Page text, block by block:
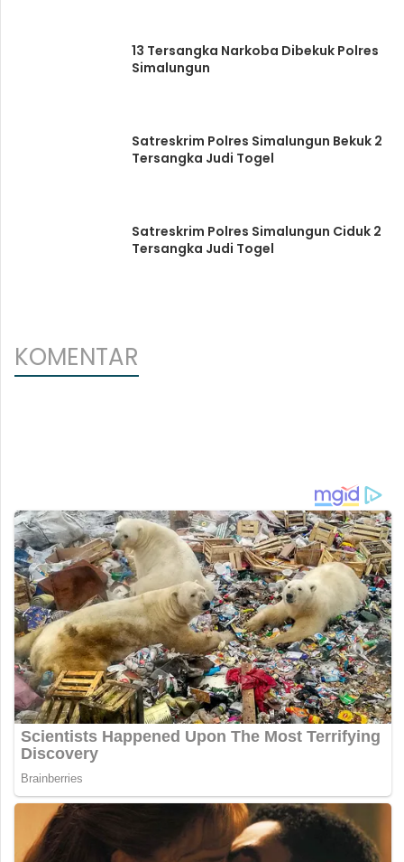
13 Tersangka Narkoba Dibekuk Polres
Simalungun
Satreskrim Polres Simalungun Bekuk 2
Tersangka Judi Togel
Satreskrim Polres Simalungun Ciduk 2
Tersangka Judi Togel
KOMENTAR